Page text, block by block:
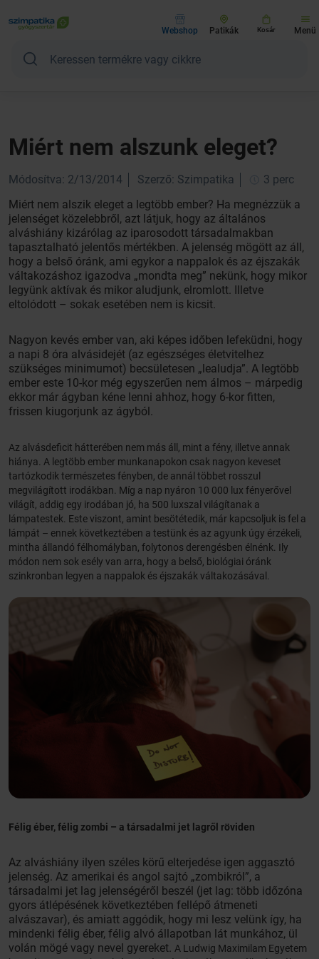
Webshop Patikák Kosár Menü
Miért nem alszunk eleget?
Módosítva: 2/13/2014 Szerző: Szimpatika
3 perc
Miért nem alszik eleget a legtöbb ember? Ha megnézzük a
jelenséget közelebbről, azt látjuk, hogy az általános
alváshiány kizárólag az iparosodott társadalmakban
tapasztalható jelentős mértékben. A jelenség mögött az áll,
hogy a belső óránk, ami egykor a nappalok és az éjszakák
váltakozáshoz igazodva „mondta meg” nekünk, hogy mikor
legyünk aktívak és mikor aludjunk, elromlott. Illetve
eltolódott – sokak esetében nem is kicsit.
Nagyon kevés ember van, aki képes időben lefeküdni, hogy
a napi 8 óra alvásidejét (az egészséges életvitelhez
szükséges minimumot) becsületesen „lealudja”. A legtöbb
ember este 10-kor még egyszerűen nem álmos – márpedig
ekkor már ágyban kéne lenni ahhoz, hogy 6-kor fitten,
frissen kiugorjunk az ágyból.
Az alvásdeficit hátterében nem más áll, mint a fény, illetve annak
hiánya. A legtöbb ember munkanapokon csak nagyon keveset
tartózkodik természetes fényben, de annál többet rosszul
megvilágított irodákban. Míg a nap nyáron 10 000 lux fényerővel
világít, addig egy irodában jó, ha 500 luxszal világítanak a
lámpatestek. Este viszont, amint besötétedik, már kapcsoljuk is fel a
lámpát – ennek következtében a testünk és az agyunk úgy érzékeli,
mintha állandó félhomályban, folytonos derengésben élnénk. Ily
módon nem sok esély van arra, hogy a belső, biológiai óránk
szinkronban legyen a nappalok és éjszakák váltakozásával.
Félig éber, félig zombi – a társadalmi jet lagről röviden
Az alváshiány ilyen széles körű elterjedése igen aggasztó
jelenség. Az amerikai és angol sajtó „zombikról”, a
társadalmi jet lag jelenségéről beszél (jet lag: több időzóna
gyors átlépésének következtében fellépő átmeneti
alvászavar), és amiatt aggódik, hogy mi lesz velünk így, ha
mindenki félig éber, félig alvó állapotban lát munkához, ül
volán mögé vagy nevel gyereket. A Ludwig Maximilam Egyetem